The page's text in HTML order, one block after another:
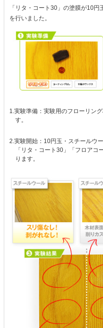
「リタ・コート30」の塗膜が10
を行いました。
1.実験準備：実験用のフローリン
す。
2.実験開始：10円玉・スチールウ
「リタ・コート30」「フロアコ
ります。